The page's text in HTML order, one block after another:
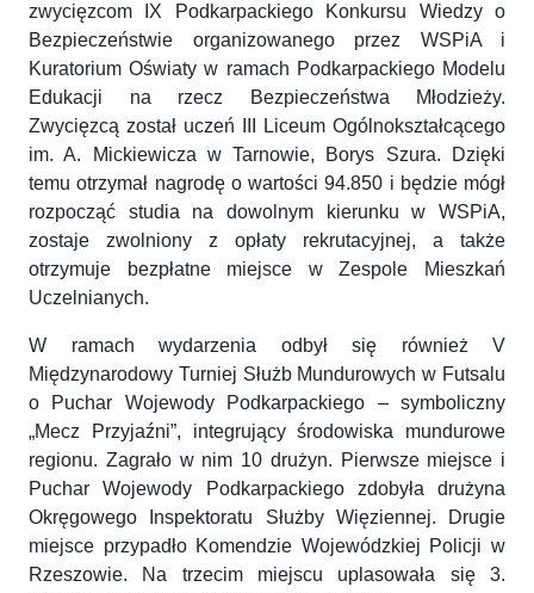
zwycięzcom IX Podkarpackiego Konkursu Wiedzy o
Bezpieczeństwie organizowanego przez WSPiA i
Kuratorium Oświaty w ramach Podkarpackiego Modelu
Edukacji na rzecz Bezpieczeństwa Młodzieży.
Zwycięzcą został uczeń III Liceum Ogólnokształcącego
im. A. Mickiewicza w Tarnowie, Borys Szura. Dzięki
temu otrzymał nagrodę o wartości 94.850 i będzie mógł
rozpocząć studia na dowolnym kierunku w WSPiA,
zostaje zwolniony z opłaty rekrutacyjnej, a także
otrzymuje bezpłatne miejsce w Zespole Mieszkań
Uczelnianych.
W ramach wydarzenia odbył się również V
Międzynarodowy Turniej Służb Mundurowych w Futsalu
o Puchar Wojewody Podkarpackiego – symboliczny
„Mecz Przyjaźni”, integrujący środowiska mundurowe
regionu. Zagrało w nim 10 drużyn. Pierwsze miejsce i
Puchar Wojewody Podkarpackiego zdobyła drużyna
Okręgowego Inspektoratu Służby Więziennej. Drugie
miejsce przypadło Komendzie Wojewódzkiej Policji w
Rzeszowie. Na trzecim miejscu uplasowała się 3.